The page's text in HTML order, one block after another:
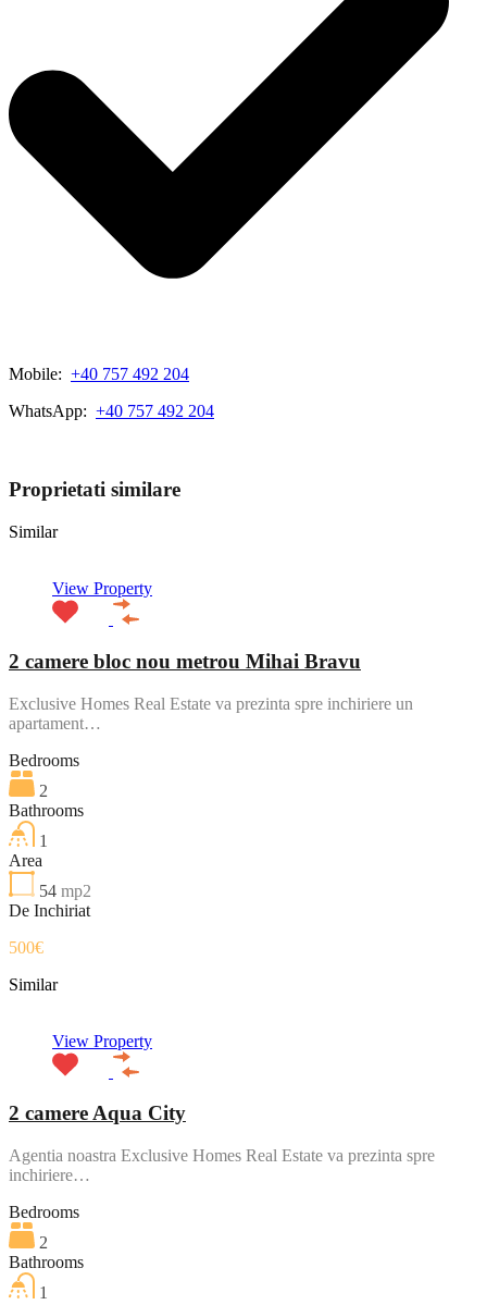
Mobile: +40 757 492 204
WhatsApp: +40 757 492 204
Proprietati similare
Similar
View Property
2 camere bloc nou metrou Mihai Bravu
Exclusive Homes Real Estate va prezinta spre inchiriere un
apartament…
Bedrooms
2
Bathrooms
1
Area
54 mp2
De Inchiriat
500€
Similar
View Property
2 camere Aqua City
Agentia noastra Exclusive Homes Real Estate va prezinta spre
inchiriere…
Bedrooms
2
Bathrooms
1